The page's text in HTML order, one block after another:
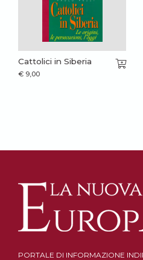
Cattolici in Siberia
€ 9,00
PORTALE DI INFORMAZIONE